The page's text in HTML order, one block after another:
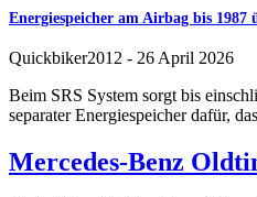
Energiespeicher am Airbag bis 1987
Quickbiker2012 - 26 April 2026
Beim SRS System sorgt bis
separater Energiespeicher dafür,
Mercedes-Benz